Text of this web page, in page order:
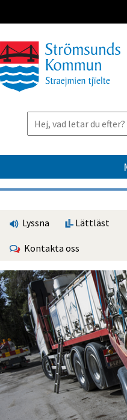
Lyssna Lättläst
Kontakta oss